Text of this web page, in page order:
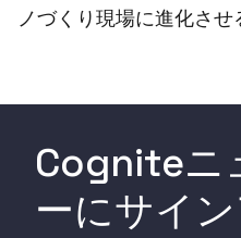
ノづくり現場に進化させ
Cogniteニ
ーにサイ